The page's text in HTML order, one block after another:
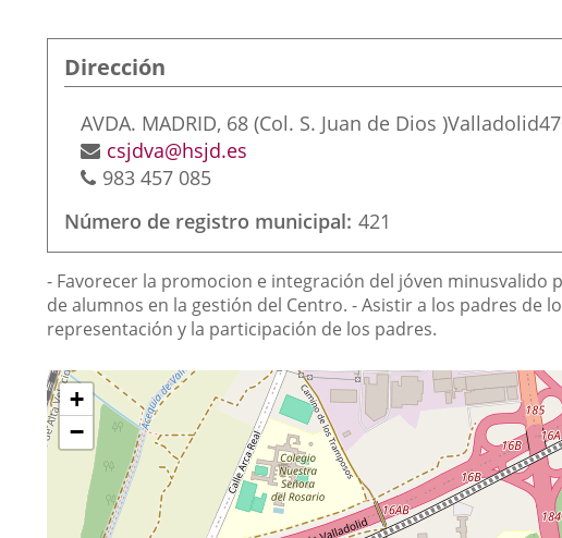
Dirección
Dirección
postal
AVDA. MADRID, 68 (Col. S. Juan de Dios )Valladolid
Dirección
de
electrónico
csjdva@hsjd.es
Teléfonos
983 457 085
Número de registro municipal 421
Finalidad
de
la
asociación
- Favorecer la promocion e integración del jóven minusvalido
de alumnos en la gestión del Centro. - Asistir a los padres de
representación y la participación de los padres.
¿Dónde
estamos?
Saltar
mapa
+
−